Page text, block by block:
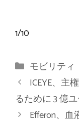
1/10
カ
テ
ゴ
リ
ー
モビリティ
ICEYE、主
るために 3 億
Efferon、